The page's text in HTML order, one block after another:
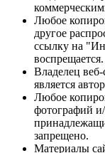
Любое
другое
ссылку на
воспрещается.
Владелец
является
Любое
фотографий
запрещено.
Материалы